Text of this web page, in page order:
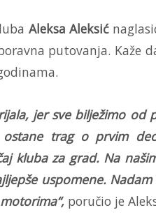
Aleksa Aleksić
putovanja. Kaže
jer sve bilježimo od
trag o prvim
kluba za grad. Na
uspomene.
poručio je